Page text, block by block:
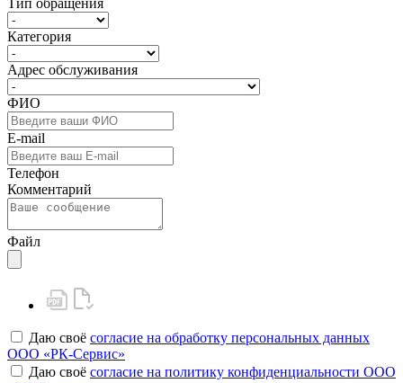
Тип обращения
Категория
Адрес обслуживания
ФИО
E-mail
Телефон
Комментарий
Файл
Даю своё согласие на обработку персональных данных
ООО «РК-Сервис»
Даю своё согласие на политику конфиденциальности ООО